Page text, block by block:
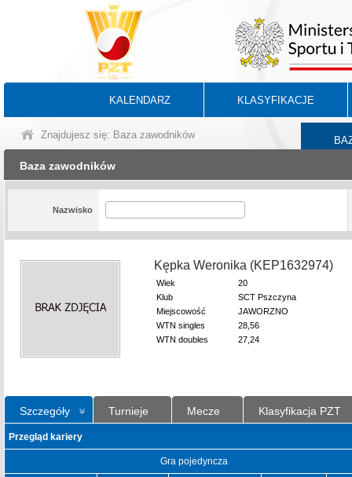
KALENDARZ KLASYFIKACJE
Znajdujesz się: Baza zawodników
Baza zawodników
Nazwisko
Kępka Weronika (KEP1632974)
Wiek
20
Klub
SCT Pszczyna
Miejscowość
JAWORZNO
WTN singles
28,56
WTN doubles
27,24
Szczegóły Turnieje Mecze Klasyfikacja PZT
Przegląd kariery
Gra pojedyncza